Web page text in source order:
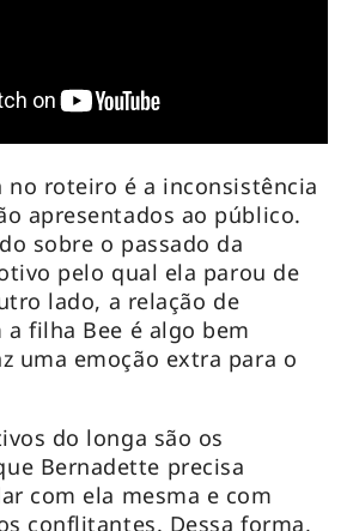
no roteiro é a inconsistência
apresentados ao público.
sobre o passado da
pelo qual ela parou de
lado, a relação de
filha Bee é algo bem
uma emoção extra para o
do longa são os
Bernadette precisa
com ela mesma e com
conflitantes. Dessa forma,